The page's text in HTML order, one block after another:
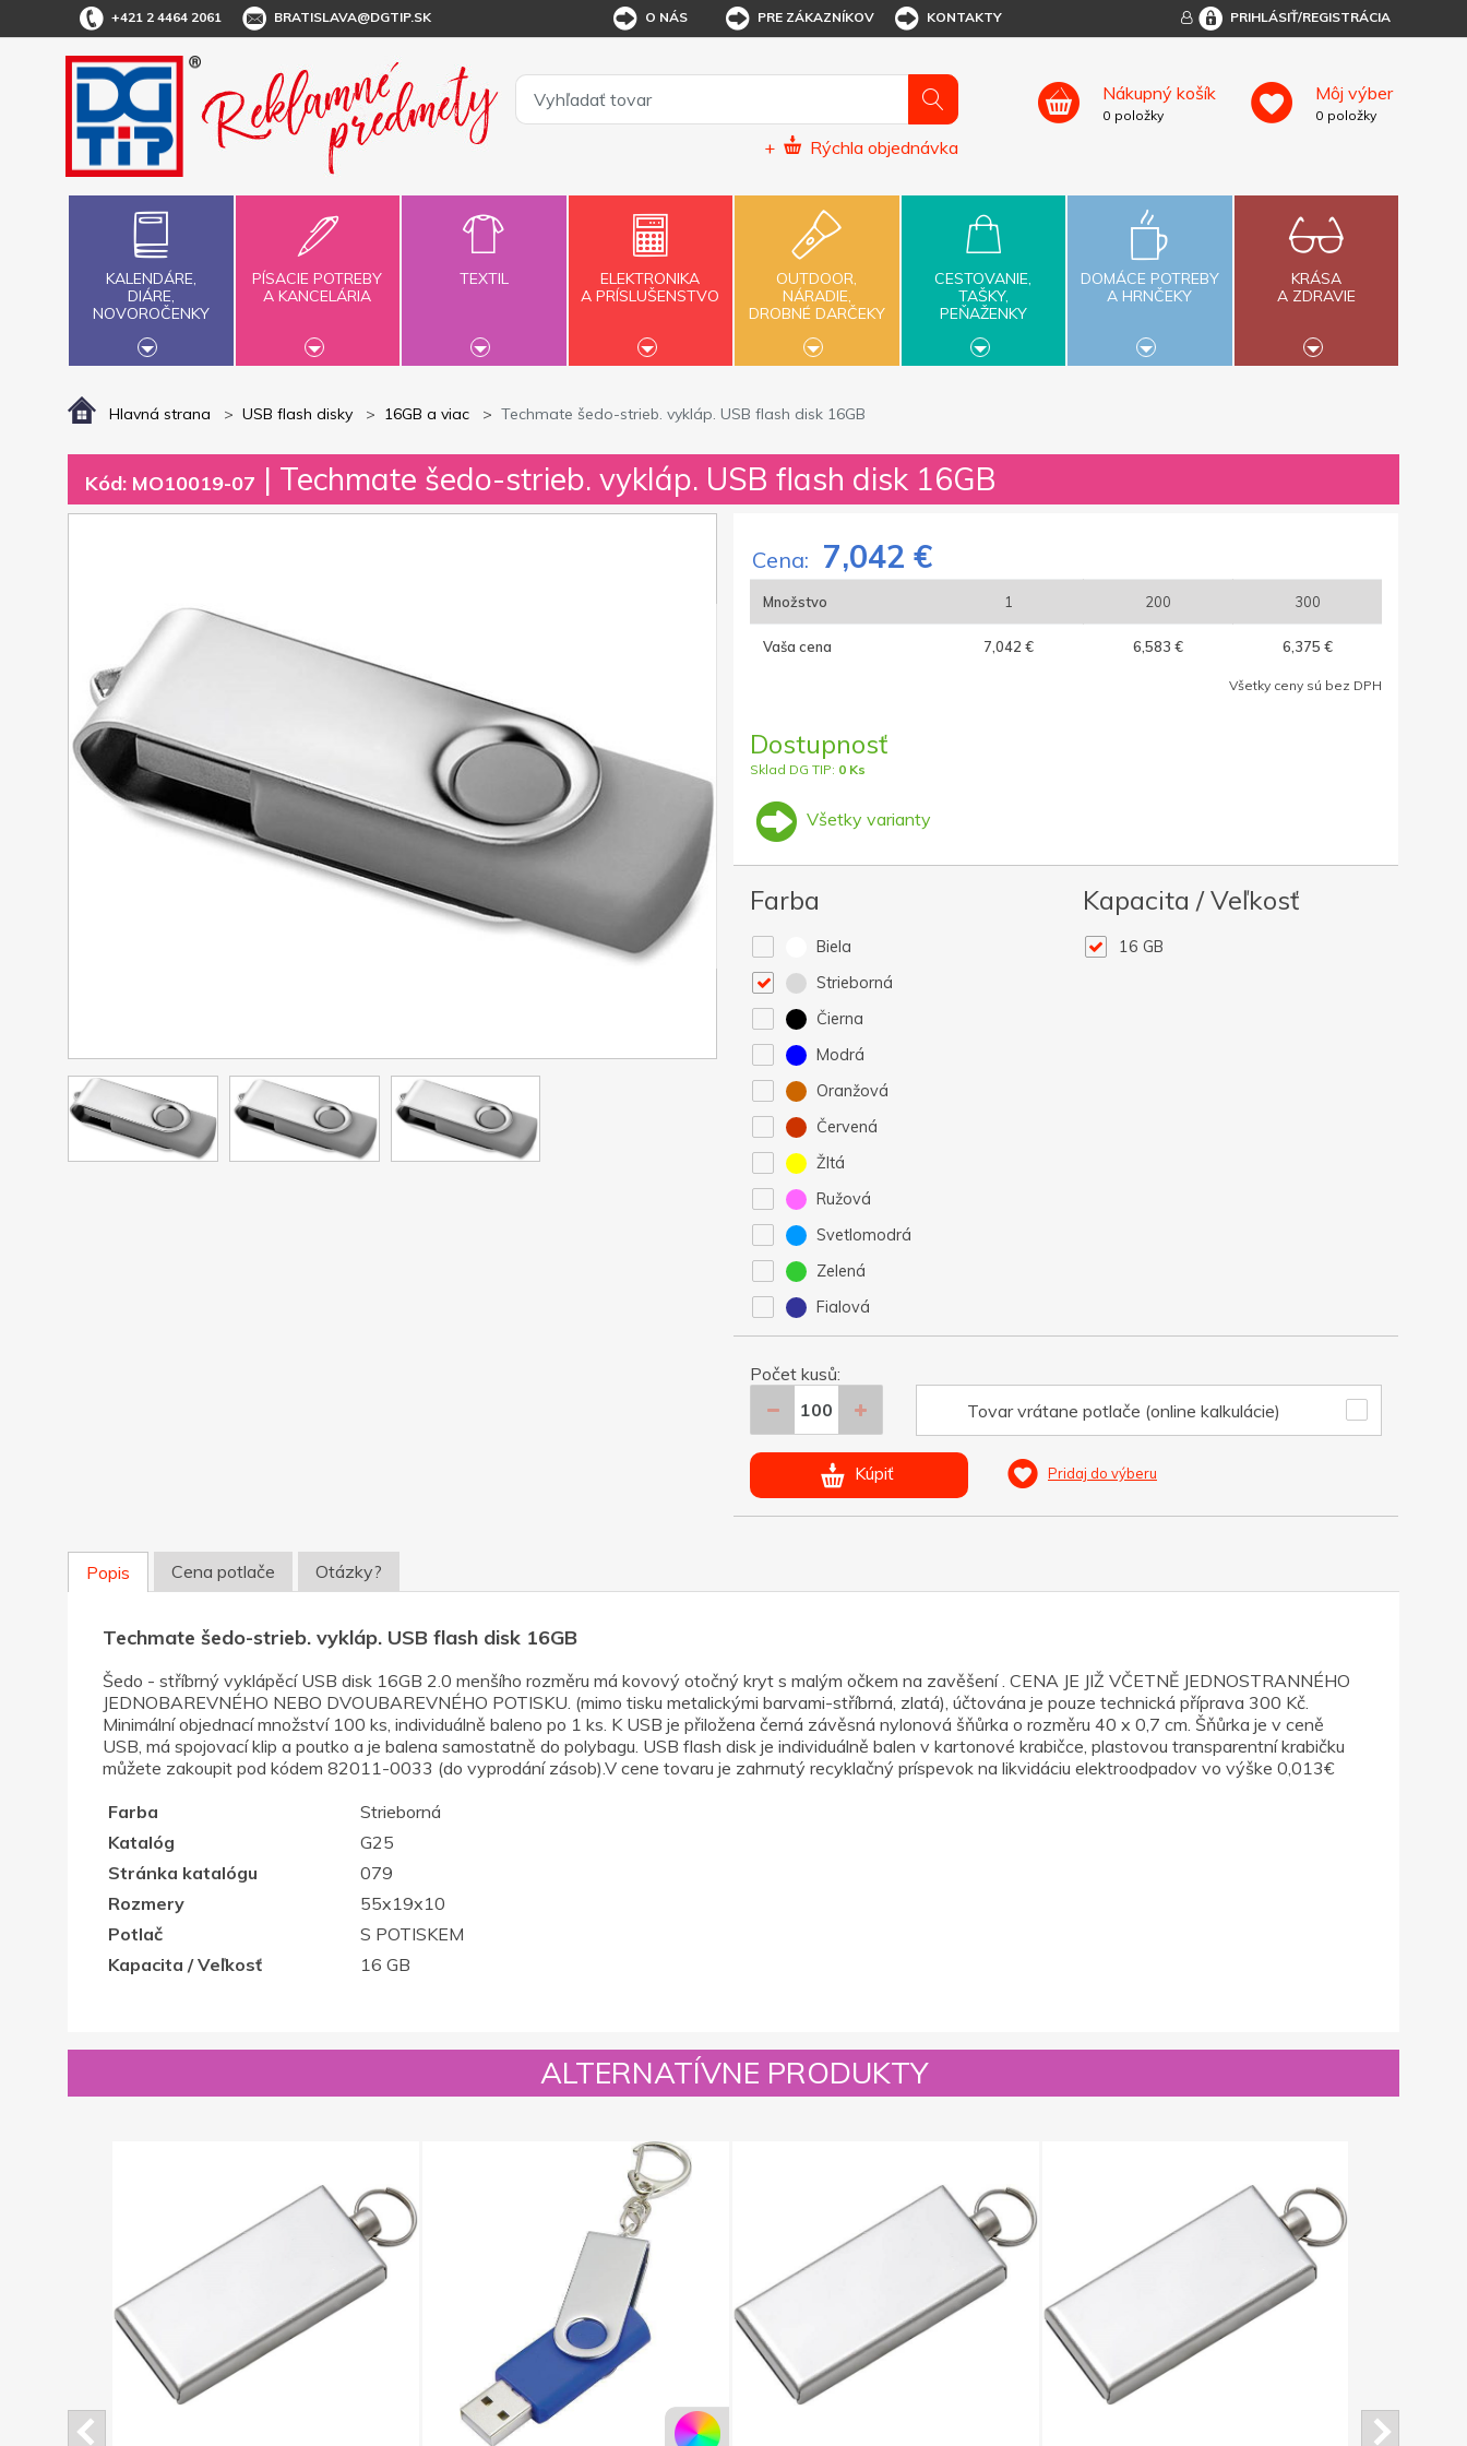
+421 2 4464 2061 BRATISLAVA@DGTIP.SK O NÁS PRE ZÁKAZNÍKOV KONTAKTY PRIHLÁSIŤ/REGISTRÁCIA
+ Rýchla objednávka
Nákupný košík
0 položky
Môj výber
0 položky
KALENDÁRE,
DIÁRE,
NOVOROČENKY
PÍSACIE POTREBY
A KANCELÁRIA
TEXTIL
ELEKTRONIKA
A PRÍSLUŠENSTVO
OUTDOOR,
NÁRADIE,
DROBNÉ DARČEKY
CESTOVANIE,
TAŠKY,
PEŇAŽENKY
DOMÁCE POTREBY
A HRNČEKY
KRÁSA
A ZDRAVIE
Hlavná strana USB flash disky 16GB a viac Techmate šedo-strieb. vykláp. USB flash disk 16GB
Kód: MO10019-07 | Techmate šedo-strieb. vykláp. USB flash disk 16GB
Cena: 7,042 €
Množstvo 1 200 300
Vaša cena 7,042 € 6,583 € 6,375 €
Všetky ceny sú bez DPH
Dostupnosť
Sklad DG TIP: 0 Ks
Všetky varianty
Farba
Biela
Strieborná
Čierna
Modrá
Oranžová
Červená
Žltá
Ružová
Svetlomodrá
Zelená
Fialová
Kapacita / Veľkosť
16 GB
Počet kusů:
Tovar vrátane potlače (online kalkulácie)
Kúpiť Pridaj do výberu
Popis Cena potlače Otázky?
Techmate šedo-strieb. vykláp. USB flash disk 16GB
Šedo - stříbrný vyklápěcí USB disk 16GB 2.0 menšího rozměru má kovový otočný kryt s malým očkem na zavěšení . CENA JE JIŽ VČETNĚ JEDNOSTRANNÉHO
JEDNOBAREVNÉHO NEBO DVOUBAREVNÉHO POTISKU. (mimo tisku metalickými barvami-stříbrná, zlatá), účtována je pouze technická příprava 300 Kč.
Minimální objednací množství 100 ks, individuálně baleno po 1 ks. K USB je přiložena černá závěsná nylonová šňůrka o rozměru 40 x 0,7 cm. Šňůrka je v ceně
USB, má spojovací klip a poutko a je balena samostatně do polybagu. USB flash disk je individuálně balen v kartonové krabičce, plastovou transparentní krabičku
můžete zakoupit pod kódem 82011-0033 (do vyprodání zásob).V cene tovaru je zahrnutý recyklačný príspevok na likvidáciu elektroodpadov vo výške 0,013€
Farba
Strieborná
Katalóg
G25
Stránka katalógu
079
Rozmery
55x19x10
Potlač
S POTISKEM
Kapacita / Veľkosť
16 GB
ALTERNATÍVNE PRODUKTY